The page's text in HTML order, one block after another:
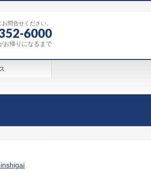
お問合せください。
6000
お帰りになるまで